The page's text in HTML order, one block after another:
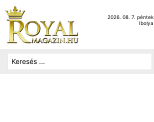
2026. 08. 7. péntek
Ibolya